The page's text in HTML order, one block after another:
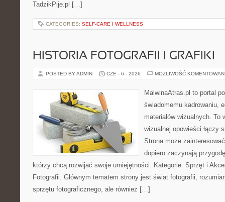
TadzikPije.pl […]
CATEGORIES: SELF-CARE I WELLNESS
HISTORIA FOTOGRAFII I GRAFIKI
POSTED BY ADMIN CZE - 6 - 2026 MOŻLIWOŚĆ
MalwinaAtras.pl to portal
świadomemu kadrowaniu,
materiałów wizualnych. To
wizualnej opowieści łączy
Strona może
dopiero zaczynają
którzy chcą rozwijać swoje umiejętności. Kategorie: Sprzęt i
Fotografii. Głównym tematem strony jest świat fotografii,
sprzętu fotograficznego, ale również […]